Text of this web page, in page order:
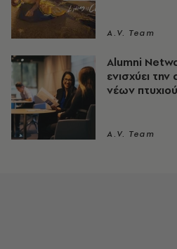
A.V. Team
Alumni
ενισχύει
νέων
A.V. Team